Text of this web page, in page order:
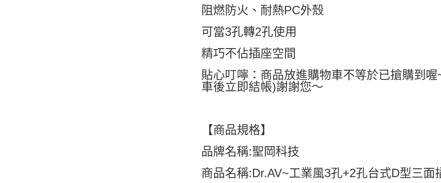
每筆
阻燃防火、耐熱PC外殼
可當3孔轉2孔使用
精巧不佔插座空間
貼心叮嚀：商品放進購物車不等於已搶購到
車後立即結帳)謝謝您～
【商品規格】
品牌名稱:聖岡科技
商品名稱:Dr.AV~工業風3孔+2孔台式D型三面